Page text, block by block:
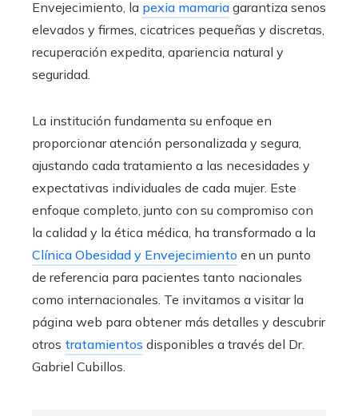
Envejecimiento, la pexia mamaria garantiza senos
elevados y firmes, cicatrices pequeñas y discretas,
recuperación expedita, apariencia natural y
seguridad.
La institución fundamenta su enfoque en
proporcionar atención personalizada y segura,
ajustando cada tratamiento a las necesidades y
expectativas individuales de cada mujer. Este
enfoque completo, junto con su compromiso con
la calidad y la ética médica, ha transformado a la
Clínica Obesidad y Envejecimiento en un punto
de referencia para pacientes tanto nacionales
como internacionales. Te invitamos a visitar la
página web para obtener más detalles y descubrir
otros tratamientos disponibles a través del Dr.
Gabriel Cubillos.